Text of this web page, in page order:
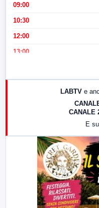
09:00
10:30
12:00
13:00
LABTV e
CANALE
E